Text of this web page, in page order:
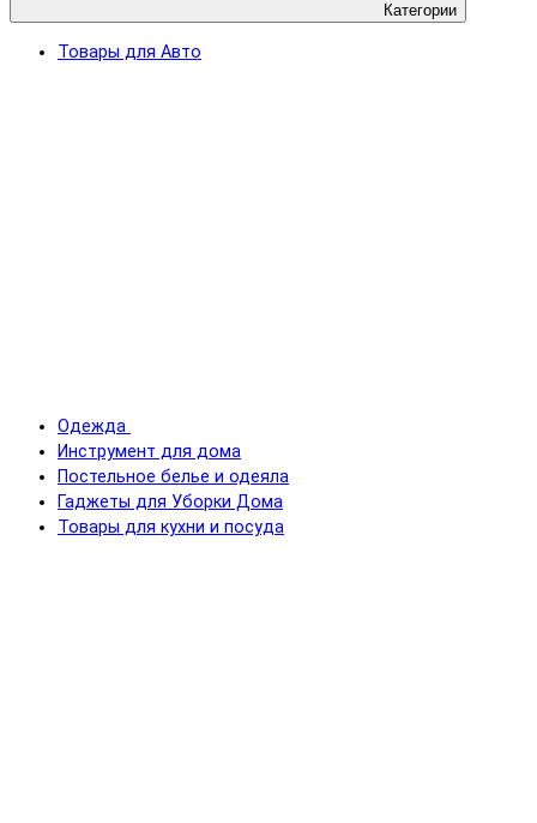
Категории
Товары для Авто
Одежда
Инструмент для дома
Постельное белье и одеяла
Гаджеты для Уборки Дома
Товары для кухни и посуда